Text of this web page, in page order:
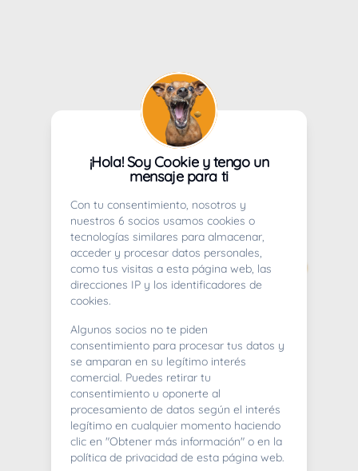
404
Whoops! Lo sentimos mucho.
¡Hola! Soy Cookie y tengo un
mensaje para ti
Con tu consentimiento, nosotros y
nuestros 6 socios usamos cookies o
tecnologías similares para almacenar,
acceder y procesar datos personales,
como tus visitas a esta página web, las
direcciones IP y los identificadores de
cookies.
Algunos socios no te piden
consentimiento para procesar tus datos y
se amparan en su legítimo interés
comercial. Puedes retirar tu
consentimiento u oponerte al
procesamiento de datos según el interés
legítimo en cualquier momento haciendo
clic en "Obtener más información" o en la
política de privacidad de esta página web.